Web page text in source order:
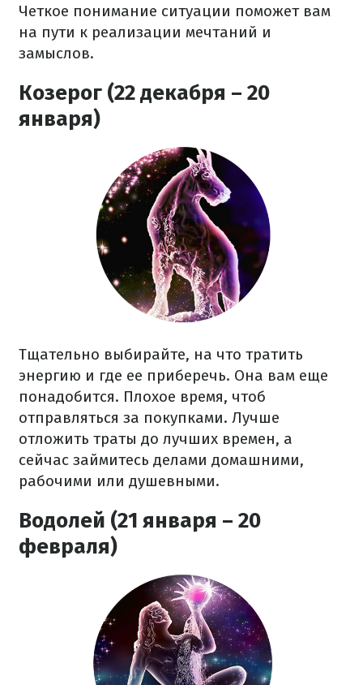
Четкое понимание ситуации поможет вам
на пути к реализации мечтаний и
замыслов.
Козерог (22 декабря – 20
января)
Тщательно выбирайте, на что тратить
энергию и где ее приберечь. Она вам еще
понадобится. Плохое время, чтоб
отправляться за покупками. Лучше
отложить траты до лучших времен, а
сейчас займитесь делами домашними,
рабочими или душевными.
Водолей (21 января – 20
февраля)